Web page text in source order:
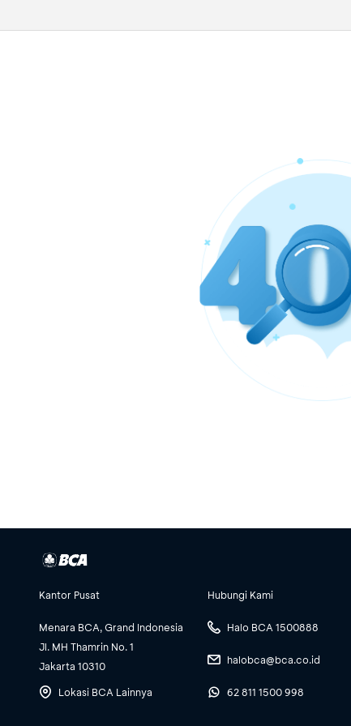
Kantor Pusat
Menara BCA, Grand Indonesia
Jl. MH Thamrin No. 1
Jakarta 10310
Lokasi BCA Lainnya
Hubungi Kami
Halo BCA 1500888
halobca@bca.co.id
62 811 1500 998